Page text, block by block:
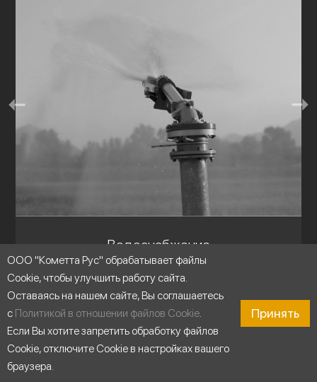
Водоснабжение
ООО "Кометта Рус" обрабатывает файлы
Cookie, чтобы улучшить работу сайта.
Оставаясь на нашем сайте, Вы соглашаетесь
с Политикой в отношении файлов Cookie.
Если Вы хотите запретить обработку файлов
Cookie, отключите Cookie в настройках вашего
браузера.
Принять